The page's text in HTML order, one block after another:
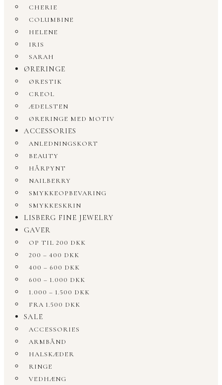
CHERIE
COLUMBINE
HELENE
IRIS
SARAH
ØRERINGE
ØRESTIK
CREOL
ÆDELSTEN
ØRERINGE MED MOTIV
ACCESSORIES
ANLEDNINGSKORT
BEAUTY
HÅRPYNT
NAILBERRY
SMYKKEOPBEVARING
SMYKKESKRIN
LISBERG FINE JEWELRY
GAVER
OP TIL 200 DKK
200 – 400 DKK
400 – 600 DKK
600 – 1.000 DKK
1.000 – 1.500 DKK
FRA 1.500 DKK
SALE
ACCESSORIES
ARMBÅND
HALSKÆDER
RINGE
VEDHÆNG